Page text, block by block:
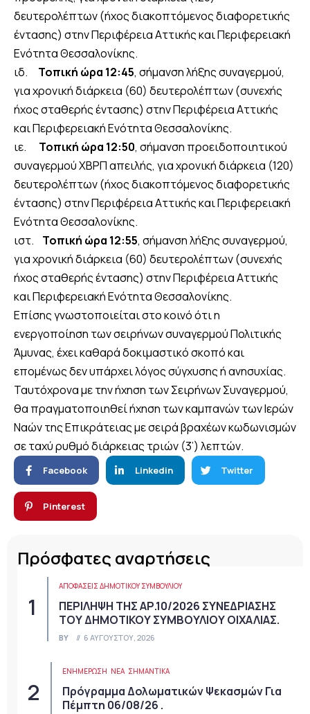
δευτερολέπτων (ήχος διακοπτόμενος διαφορετικής
έντασης) στην Περιφέρεια Αττικής και Περιφερειακή
Ενότητα Θεσσαλονίκης.
ιδ. Τοπική ώρα 12:45, σήμανση λήξης συναγερμού,
για χρονική διάρκεια (60) δευτερολέπτων (συνεχής
ήχος σταθερής έντασης) στην Περιφέρεια Αττικής
και Περιφερειακή Ενότητα Θεσσαλονίκης.
ιε. Τοπική ώρα 12:50, σήμανση προειδοποιητικού
συναγερμού ΧΒΡΠ απειλής, για χρονική διάρκεια (120)
δευτερολέπτων (ήχος διακοπτόμενος διαφορετικής
έντασης) στην Περιφέρεια Αττικής και Περιφερειακή
Ενότητα Θεσσαλονίκης.
ιστ. Τοπική ώρα 12:55, σήμανση λήξης συναγερμού,
για χρονική διάρκεια (60) δευτερολέπτων (συνεχής
ήχος σταθερής έντασης) στην Περιφέρεια Αττικής
και Περιφερειακή Ενότητα Θεσσαλονίκης.
Επίσης γνωστοποιείται στο κοινό ότι η
ενεργοποίηση των σειρήνων συναγερμού Πολιτικής
Άμυνας, έχει καθαρά δοκιμαστικό σκοπό και
επομένως δεν υπάρχει λόγος σύγχυσης ή ανησυχίας.
Ταυτόχρονα με την ήχηση των Σειρήνων Συναγερμού,
θα πραγματοποιηθεί ήχηση των καμπανών των Ιερών
Ναών της Επικράτειας με σειρά βραχέων κωδωνισμών
σε ταχύ ρυθμό διάρκειας τριών (3’) λεπτών.
Facebook Linkedin Twitter
Pinterest
Πρόσφατες αναρτήσεις
ΑΠΟΦΆΣΕΙΣ ΔΗΜΟΤΙΚΟΎ ΣΥΜΒΟΥΛΊΟΥ
ΠΕΡΙΛΗΨΗ ΤΗΣ ΑΡ.10/2026 ΣΥΝΕΔΡΙΑΣΗΣ
ΤΟΥ ΔΗΜΟΤΙΚΟΥ ΣΥΜΒΟΥΛΙΟΥ ΟΙΧΑΛΙΑΣ.
BY 6 ΑΥΓΟΎΣΤΟΥ, 2026
ΕΝΗΜΕΡΩΣΗ ΝΈΑ ΣΗΜΑΝΤΙΚΆ
Πρόγραμμα Δολωματικών Ψεκασμών Για
Πέμπτη 06/08/26 .